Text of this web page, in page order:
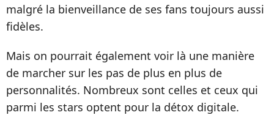
malgré la bienveillance de ses fans toujours aussi
fidèles.
Mais on pourrait également voir là une manière
de marcher sur les pas de plus en plus de
personnalités. Nombreux sont celles et ceux qui
parmi les stars optent pour la détox digitale.